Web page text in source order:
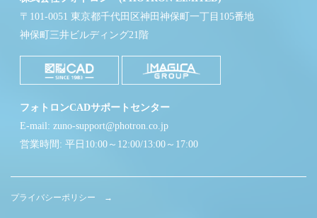
〒101-0051 東京都千代田区神田神保町一丁目105番地
神保町三井ビルディング21階
フォトロンCADサポートセンター
E-mail: zuno-support@photron.co.jp
営業時間: 平日10:00～12:00/13:00～17:00
プライバシーポリシー →